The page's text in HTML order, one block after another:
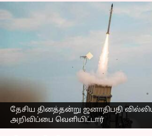
தேசிய தினத்தன்று ஜனாதிபதி
அறிவிப்பை வெளியிட்டார்
சீனாவின்
அச்சுறுத்தல்களை
எதிர்கொள்ள
பாதுகாப்பு
டோம்
Venkatalakshmi V Oct 10, 2025
செய்தி முன்னோட்டம்